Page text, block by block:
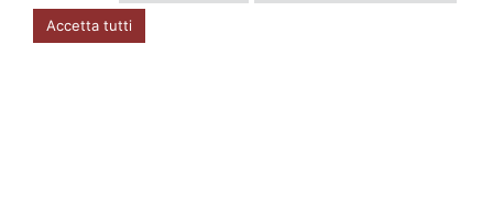
Accetta tutti